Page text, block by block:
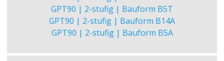
GPT90 | 2-stufig | Bauform B5T
GPT90 | 2-stufig | Bauform B14A
GPT90 | 2-stufig | Bauform B5A